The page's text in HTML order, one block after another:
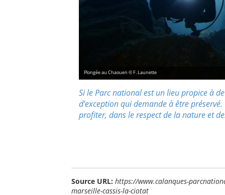
Plongée au Chaouen © F. Launette
Si le Parc national est un lieu propice à
d’exception qui demande à être
profiter, dans le respect de la nature et
Source URL: https://www.calanques-
marseille-cassis-la-ciotat